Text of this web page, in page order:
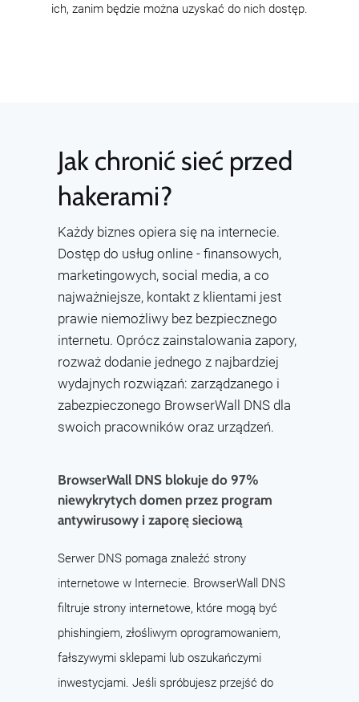
ich, zanim będzie można uzyskać do nich dostęp.
Jak chronić sieć przed
hakerami?
Każdy biznes opiera się na internecie.
Dostęp do usług online - finansowych,
marketingowych, social media, a co
najważniejsze, kontakt z klientami jest
prawie niemożliwy bez bezpiecznego
internetu. Oprócz zainstalowania zapory,
rozważ dodanie jednego z najbardziej
wydajnych rozwiązań: zarządzanego i
zabezpieczonego BrowserWall DNS dla
swoich pracowników oraz urządzeń.
BrowserWall DNS blokuje do 97%
niewykrytych domen przez program
antywirusowy i zaporę sieciową
Serwer DNS pomaga znaleźć strony
internetowe w Internecie. BrowserWall DNS
filtruje strony internetowe, które mogą być
phishingiem, złośliwym oprogramowaniem,
fałszywymi sklepami lub oszukańczymi
inwestycjami. Jeśli spróbujesz przejść do